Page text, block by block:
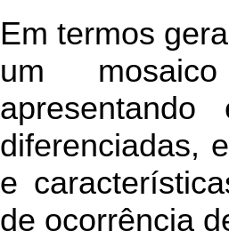
Em termos
um
diferenciadas,
e
de ocorrência